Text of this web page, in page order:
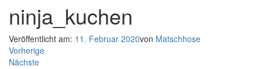
ninja_kuchen
Veröffentlicht am: 11. Februar 2020von Matschhose
Vorherige
Nächste